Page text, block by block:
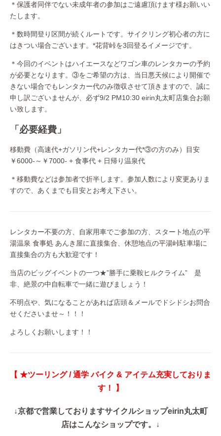
＊保護者同伴でない未成年者の参加はご遠慮頂けます様お願いい
たします。
＊数時間登り区間が続くルートです。サイクリング初心者の方に
はきつい場合ございます。*花背峠を3回登るイメージです。
＊今回のイベントはハイエースなどワゴン車のレンタカーの予約
が必要となります。③をご希望の方は、当日悪天候により開催で
きない場合でもレンタカー代のみ徴収させて頂きますので、誠に
申し訳ございませんが、必ず9/2 PM10:30 eirin丸太町店集合お願
い致します。
「必要経費」
移動費（高速代+ガソリン代+レンタカー代*③の方のみ）目安
￥6000-～￥7000- + 食事代 + 日帰り温泉代
＊移動費などは参加者で折半します。参加人数により変更ありま
すので、あくまでも目安とお考え下さい。
レンタカー不要の方、自家用車でご参加の方、スタート地点の平
湯温泉 食事処 あんき屋に直接集合、休憩地点の平湯峠駐車場に
直接集合の方も大歓迎です！
当店のビッグイベントの一つ★”勝手に乗鞍ヒルクライム” 是
非、絶景の中自転車で一緒に遊びましょう！
不明点や、気になることがあれば店頭＆メールでドシドシお問合
せくださいませ～！！！
よろしくお願いします！！
【 ★ツーリング / 通学 バイク & アイテム充実しておりま
す！ 】
↓京都で営業しておりますサイクルショップeirin丸太町
店はこんなショップです。↓